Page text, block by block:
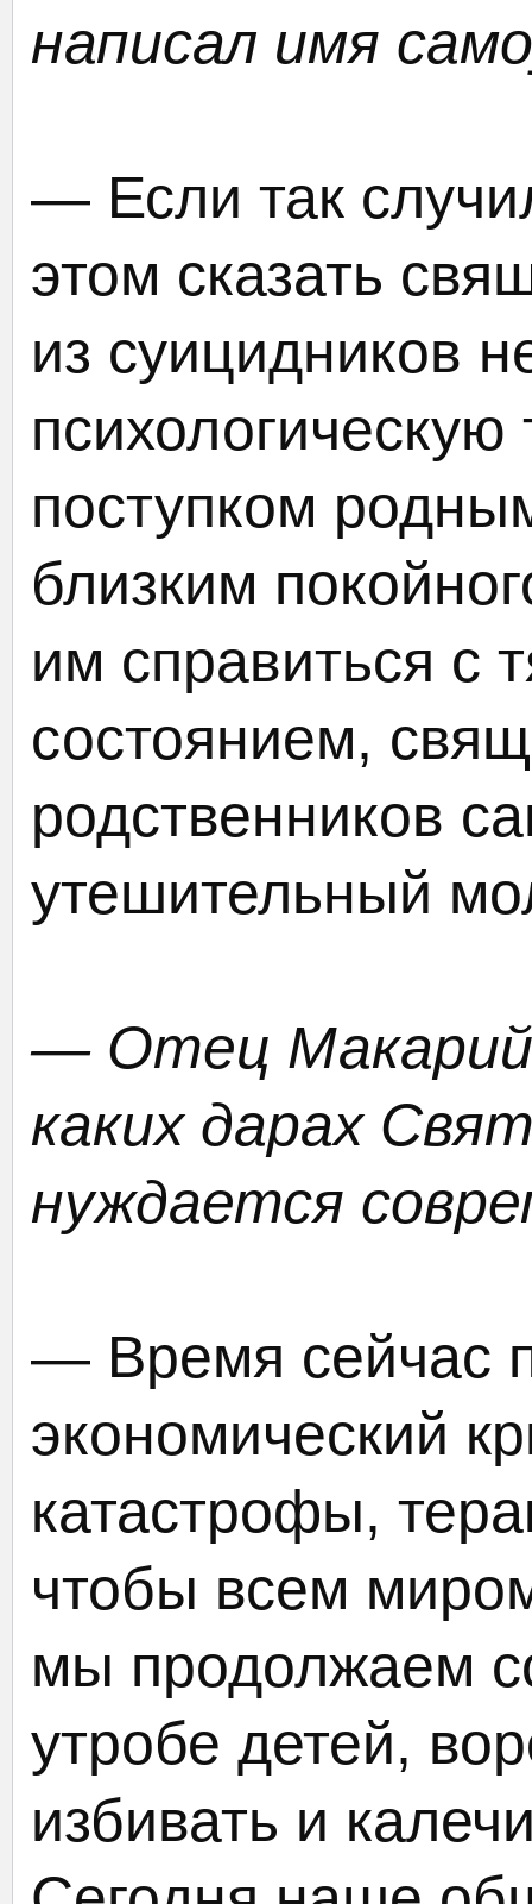
написал имя
— Если так
этом сказать
из суицидников
поступком
близким
им справиться с
состоянием,
родственников
утешительный
— Отец
каких дарах
нуждается
— Время сейчас
экономический
катастрофы,
чтобы всем
мы продолжаем
утробе детей,
избивать и